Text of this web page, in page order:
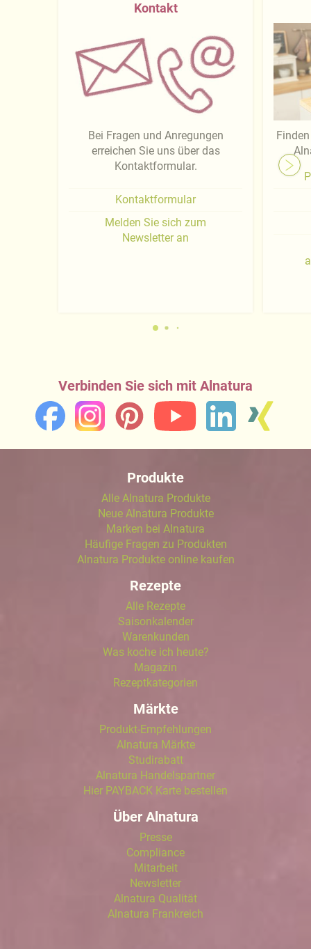
Kontakt
Bei Fragen und Anregungen
erreichen Sie uns über das
Kontaktformular.
Kontaktformular
Melden Sie sich zum
Newsletter an
Verbinden Sie sich mit Alnatura
Produkte
Alle Alnatura Produkte
Neue Alnatura Produkte
Marken bei Alnatura
Häufige Fragen zu Produkten
Alnatura Produkte online kaufen
Rezepte
Alle Rezepte
Saisonkalender
Warenkunden
Was koche ich heute?
Magazin
Rezeptkategorien
Märkte
Produkt-Empfehlungen
Alnatura Märkte
Studirabatt
Alnatura Handelspartner
Hier PAYBACK Karte bestellen
Über Alnatura
Presse
Compliance
Mitarbeit
Newsletter
Alnatura Qualität
Alnatura Frankreich